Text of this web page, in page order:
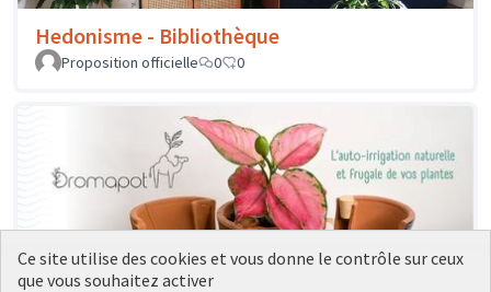
Hedonisme - Bibliothèque
Proposition officielle 0 0
Ce site utilise des cookies et vous donne le contrôle sur ceux
que vous souhaitez activer